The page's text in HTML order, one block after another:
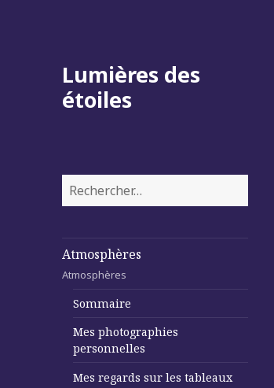
Lumières des
étoiles
Rechercher :
Atmosphères
Atmosphères
Sommaire
Mes photographies
personnelles
Mes regards sur les tableaux